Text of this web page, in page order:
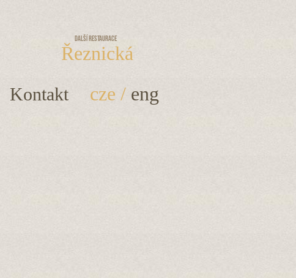
Další restaurace
Řeznická
Kontakt cze / eng